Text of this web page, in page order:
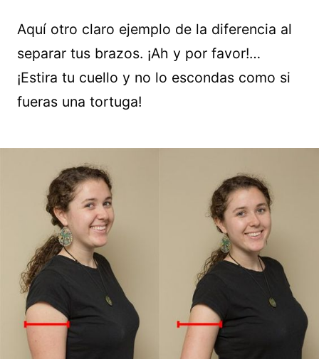
Aquí otro claro ejemplo de la diferencia al
separar tus brazos. ¡Ah y por favor!…
¡Estira tu cuello y no lo escondas como si
fueras una tortuga!